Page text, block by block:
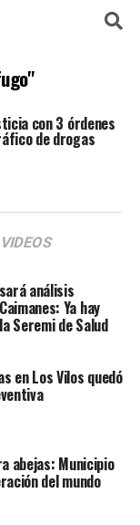
con 3 órdenes
de drogas
VIDEOS
análisis
Ya hay
Seremi de Salud
en Los Vilos quedó
abejas: Municipio
del mundo